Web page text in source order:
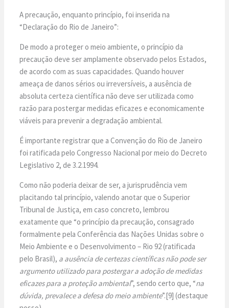
A precaução, enquanto princípio, foi inserida na
“Declaração do Rio de Janeiro”:
De modo a proteger o meio ambiente, o princípio da
precaução deve ser amplamente observado pelos Estados,
de acordo com as suas capacidades. Quando houver
ameaça de danos sérios ou irreversíveis, a ausência de
absoluta certeza científica não deve ser utilizada como
razão para postergar medidas eficazes e economicamente
viáveis para prevenir a degradação ambiental.
É importante registrar que a Convenção do Rio de Janeiro
foi ratificada pelo Congresso Nacional por meio do Decreto
Legislativo 2, de 3.2.1994.
Como não poderia deixar de ser, a jurisprudência vem
placitando tal princípio, valendo anotar que o Superior
Tribunal de Justiça, em caso concreto, lembrou
exatamente que “o princípio da precaução, consagrado
formalmente pela Conferência das Nações Unidas sobre o
Meio Ambiente e o Desenvolvimento – Rio 92 (ratificada
pelo Brasil), a ausência de certezas científicas não pode ser
argumento utilizado para postergar a adoção de medidas
eficazes para a proteção ambiental”, sendo certo que, “na
dúvida, prevalece a defesa do meio ambiente”.[9] (destaque